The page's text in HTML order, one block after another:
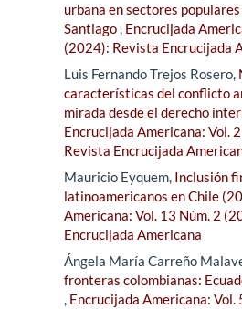
urbana en sectores
Santiago, Encrucijada
(2024): Revista Encrucijada
Luis Fernando Trejos Rosero,
características del conflicto
mirada desde el derecho
Encrucijada Americana: Vol.
Revista Encrucijada
Mauricio Eyquem, Inclusión
latinoamericanos en Chile
Americana: Vol. 13 Núm. 2
Encrucijada Americana
Ángela María Carreño
fronteras colombianas:
, Encrucijada Americana: Vol.